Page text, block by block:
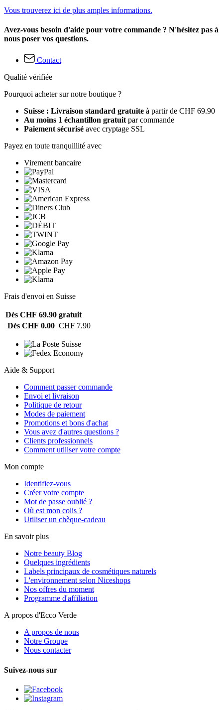
Vous trouverez ici de plus amples informations.
Avez-vous besoin d'aide pour votre commande ? N'hésitez pas à
nous poser vos questions.
Contact
Qualité vérifiée
Pourquoi acheter sur notre boutique ?
Suisse : Livraison standard gratuite à partir de CHF 69.90
Au moins 1 échantillon gratuit par commande
Paiement sécurisé avec cryptage SSL
Payez en toute tranquillité avec
Virement bancaire
Frais d'envoi en Suisse
Dès CHF 69.90 gratuit
Dès CHF 0.00 CHF 7.90
Aide & Support
Comment passer commande
Envoi et livraison
Politique de retour
Modes de paiement
Promotions et bons d'achat
Vous avez d'autres questions ?
Clients professionnels
Comment utiliser votre compte
Mon compte
Identifiez-vous
Créer votre compte
Mot de passe oublié ?
Où est mon colis ?
Utiliser un chèque-cadeau
En savoir plus
Notre beauty Blog
Quelques ingrédients
Labels principaux de cosmétiques naturels
L'environnement selon Niceshops
Nos offres du moment
Programme d'affiliation
A propos d'Ecco Verde
A propos de nous
Notre Groupe
Nous contacter
Suivez-nous sur